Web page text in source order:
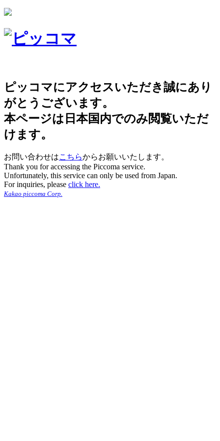
ピッコマにアクセスいただき誠にあり
がとうございます。
本ページは日本国内でのみ閲覧いただ
けます。
お問い合わせはこちらからお願いいたします。
Thank you for accessing the Piccoma service.
Unfortunately, this service can only be used from Japan.
For inquiries, please click here.
Kakao piccoma Corp.